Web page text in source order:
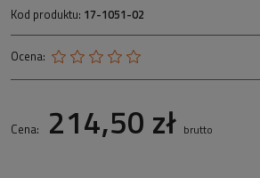
Kod produktu: 17-1051-02
Ocena:
Cena: 214,50 zł brutto